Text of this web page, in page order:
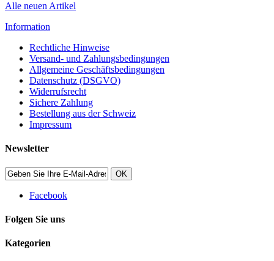
Alle neuen Artikel
Information
Rechtliche Hinweise
Versand- und Zahlungsbedingungen
Allgemeine Geschäftsbedingungen
Datenschutz (DSGVO)
Widerrufsrecht
Sichere Zahlung
Bestellung aus der Schweiz
Impressum
Newsletter
OK
Facebook
Folgen Sie uns
Kategorien